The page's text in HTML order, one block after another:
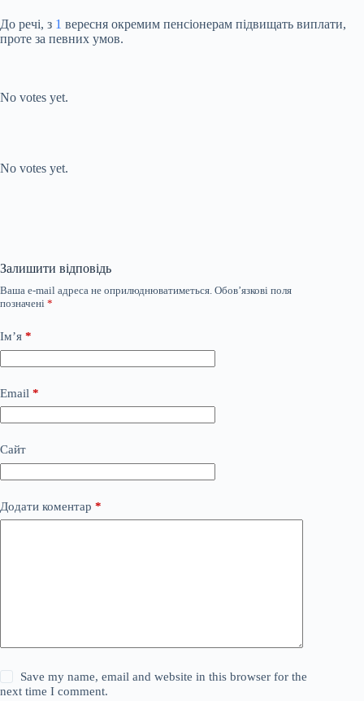
До речі, з 1 вересня окремим пенсіонерам підвищать виплати,
проте за певних умов.
No votes yet.
No votes yet.
Залишити відповідь
Ваша e-mail адреса не оприлюднюватиметься. Обов’язкові поля
позначені *
Ім’я *
Email *
Сайт
Додати коментар *
Save my name, email and website in this browser for the
next time I comment.